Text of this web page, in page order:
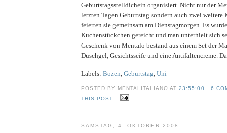
Geburtstagsstelldichein organisiert. Nicht nur der
letzten Tagen Geburtstag sondern auch zwei
feierten sie gemeinsam am Dienstagmorgen. Es
Kuchenstückchen gereicht und man unterhielt sich
Geschenk von Mentalo bestand aus einem Set der
Duschgel, Gesichtsseife und eine Antifaltencreme.
Labels: Bozen Geburtstag Uni
POSTED BY MENTALITALIANO AT23:55:00
6
THIS POST
SAMSTAG, 4. OKTOBER 2008